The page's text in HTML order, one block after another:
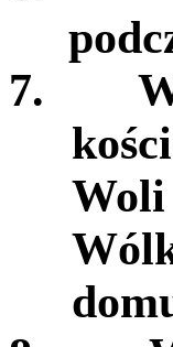
7.